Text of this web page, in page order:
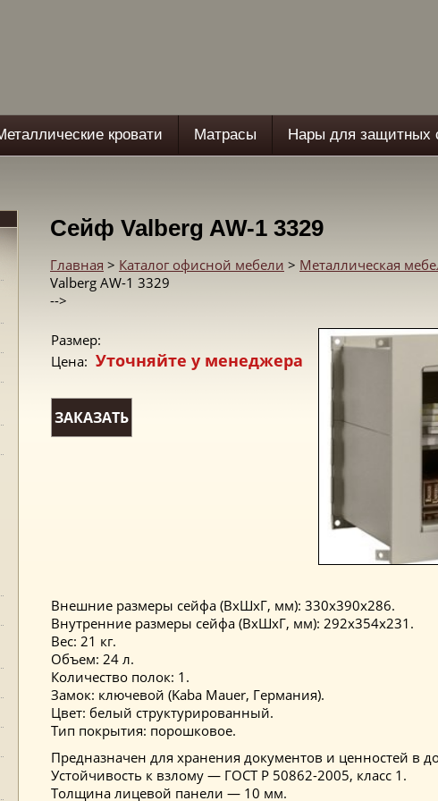
кровати Матрасы Нары для защитных
Сейф Valberg AW-1 3329
Главная > Каталог офисной мебели > Металлическая
Valberg AW-1 3329
-->
Размер:
Цена: Уточняйте у менеджера
ЗАКАЗАТЬ
Внешние размеры сейфа (ВхШхГ, мм): 330х390х286.
Внутренние размеры сейфа (ВхШхГ, мм): 292х354х231.
Вес: 21 кг.
Объем: 24 л.
Количество полок: 1.
Замок: ключевой (Kaba Mauer, Германия).
Цвет: белый структурированный.
Тип покрытия: порошковое.
Предназначен для хранения документов и ценностей в
Устойчивость к взлому — ГОСТ Р 50862-2005, класс 1.
Толщина лицевой панели — 10 мм.